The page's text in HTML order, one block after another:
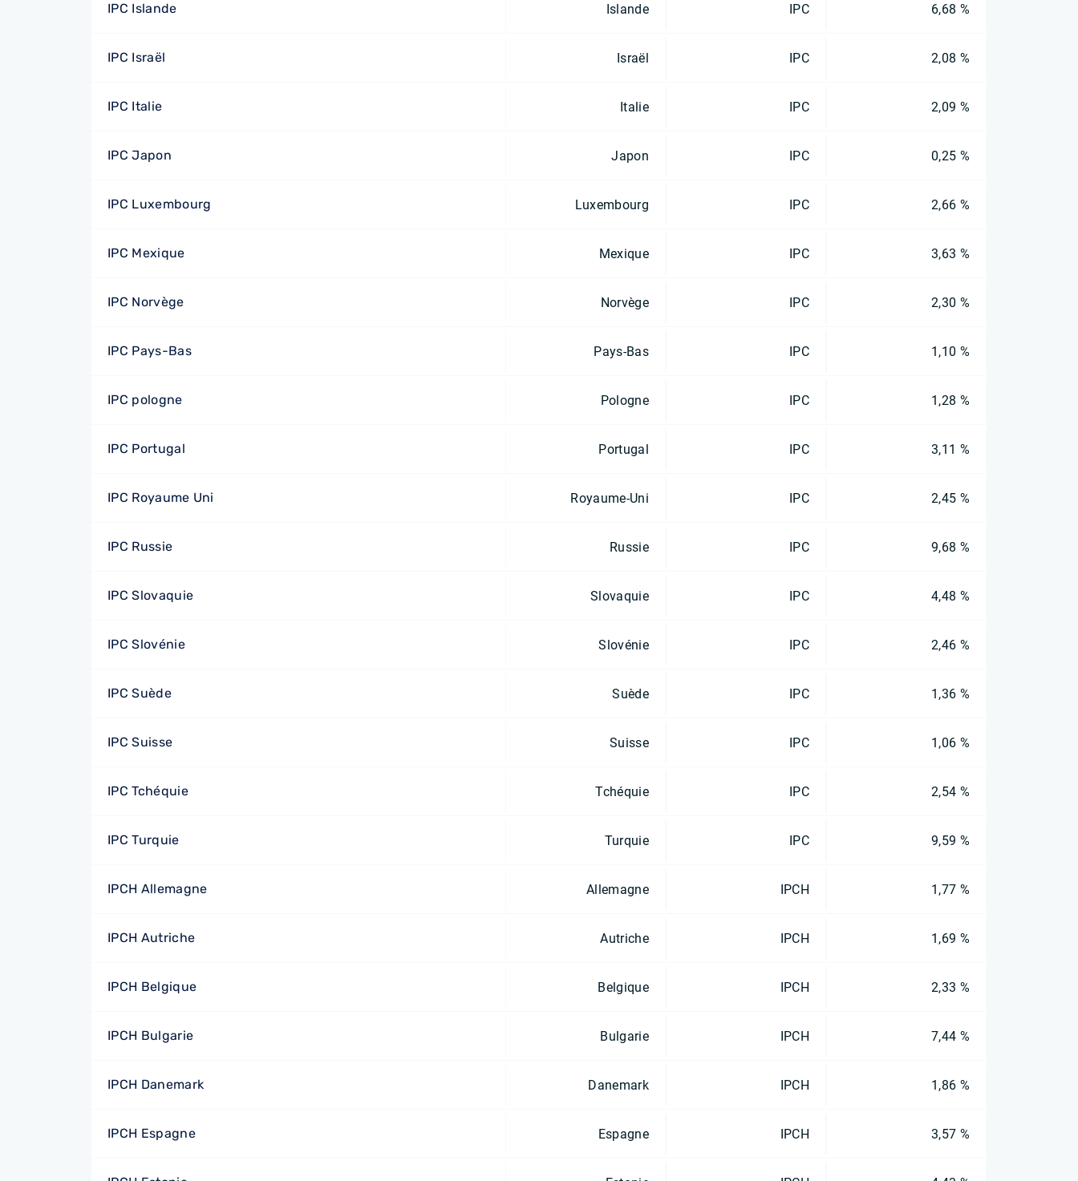
IPC Islande Islande IPC 6,68 %
IPC Israël Israël IPC 2,08 %
IPC Italie Italie IPC 2,09 %
IPC Japon Japon IPC 0,25 %
IPC Luxembourg Luxembourg IPC 2,66 %
IPC Mexique Mexique IPC 3,63 %
IPC Norvège Norvège IPC 2,30 %
IPC Pays-Bas Pays-Bas IPC 1,10 %
IPC pologne Pologne IPC 1,28 %
IPC Portugal Portugal IPC 3,11 %
IPC Royaume Uni Royaume-Uni IPC 2,45 %
IPC Russie Russie IPC 9,68 %
IPC Slovaquie Slovaquie IPC 4,48 %
IPC Slovénie Slovénie IPC 2,46 %
IPC Suède Suède IPC 1,36 %
IPC Suisse Suisse IPC 1,06 %
IPC Tchéquie Tchéquie IPC 2,54 %
IPC Turquie Turquie IPC 9,59 %
IPCH Allemagne Allemagne IPCH 1,77 %
IPCH Autriche Autriche IPCH 1,69 %
IPCH Belgique Belgique IPCH 2,33 %
IPCH Bulgarie Bulgarie IPCH 7,44 %
IPCH Danemark Danemark IPCH 1,86 %
IPCH Espagne Espagne IPCH 3,57 %